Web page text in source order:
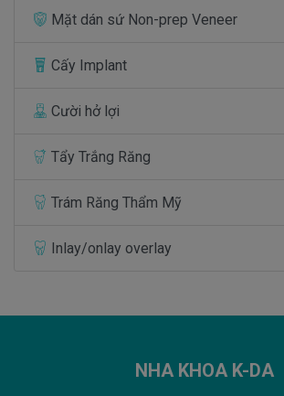
Mặt dán sứ Non-prep Veneer
Cấy Implant
Cười hở lợi
Tẩy Trắng Răng
Trám Răng Thẩm Mỹ
Inlay/onlay overlay
NHA KHOA K-DA